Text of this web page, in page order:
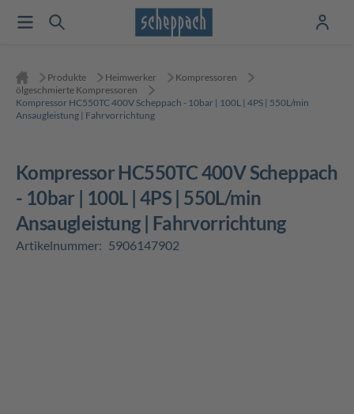
Produkte Heimwerker
Kompressoren
ölgeschmierte Kompressoren
Kompressor HC550TC 400V Scheppach - 10bar | 100L | 4PS | 550L/min
Ansaugleistung | Fahrvorrichtung
Kompressor HC550TC 400V Scheppach
- 10bar | 100L | 4PS | 550L/min
Ansaugleistung | Fahrvorrichtung
Artikelnummer: 5906147902